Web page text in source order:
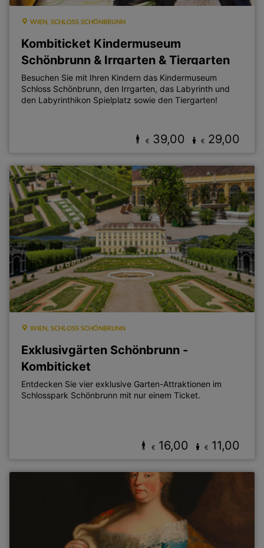
WIEN, SCHLOSS SCHÖNBRUNN
Kombiticket Kindermuseum
Schönbrunn & Irrgarten & Tiergarten
Besuchen Sie mit Ihren Kindern das Kindermuseum
Schloss Schönbrunn, den Irrgarten, das Labyrinth und
den Labyrinthikon Spielplatz sowie den Tiergarten!
€ 39,00 € 29,00
WIEN, SCHLOSS SCHÖNBRUNN
Exklusivgärten Schönbrunn -
Kombiticket
Entdecken Sie vier exklusive Garten-Attraktionen im
Schlosspark Schönbrunn mit nur einem Ticket.
€ 16,00 € 11,00